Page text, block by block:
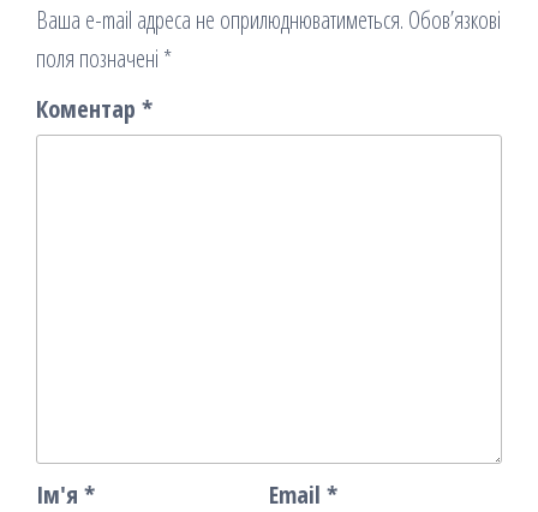
Ваша e-mail адреса не оприлюднюватиметься. Обов’язкові
поля позначені *
Коментар *
Ім'я * Email *